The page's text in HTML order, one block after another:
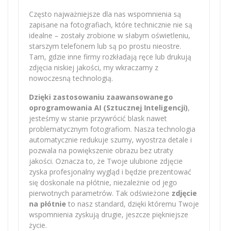
Często najważniejsze dla nas wspomnienia są
zapisane na fotografiach, które technicznie nie są
idealne – zostały zrobione w słabym oświetleniu,
starszym telefonem lub są po prostu nieostre.
Tam, gdzie inne firmy rozkładają ręce lub drukują
zdjęcia niskiej jakości, my wkraczamy z
nowoczesną technologią.
Dzięki zastosowaniu zaawansowanego
oprogramowania AI (Sztucznej Inteligencji),
jesteśmy w stanie przywrócić blask nawet
problematycznym fotografiom. Nasza technologia
automatycznie redukuje szumy, wyostrza detale i
pozwala na powiększenie obrazu bez utraty
jakości. Oznacza to, że Twoje ulubione zdjęcie
zyska profesjonalny wygląd i będzie prezentować
się doskonale na płótnie, niezależnie od jego
pierwotnych parametrów. Tak odświeżone zdjęcie
na płótnie to nasz standard, dzięki któremu Twoje
wspomnienia zyskują drugie, jeszcze piękniejsze
życie.